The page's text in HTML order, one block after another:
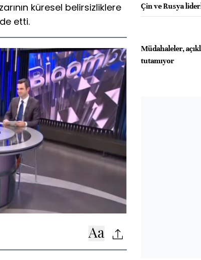
küresel belirsizliklere
etti.
Çin ve Rusya
Müdahaleler,
tutamıyor